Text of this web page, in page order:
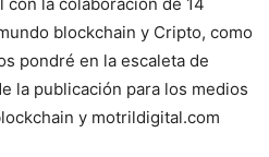
blockchain y Cripto, como
pondré en la escaleta de
la publicación para los medios
y motrildigital.com